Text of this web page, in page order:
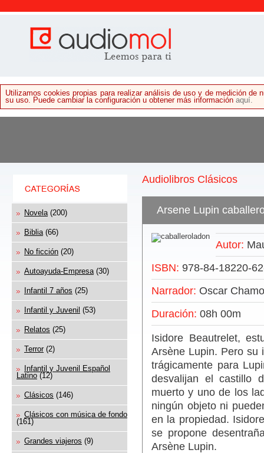
Utilizamos cookies propias para realizar análisis de uso y de medición de
su uso. Puede cambiar la configuración u obtener más información aquí.
Novela (200)
Biblia (66)
No ficción (20)
Autoayuda-Empresa (30)
Infantil 7 años (25)
Infantil y Juvenil (53)
Relatos (25)
Terror (2)
Infantil y Juvenil Español
Latino(12)
Clásicos (146)
Clásicos con música de fondo
(161)
Grandes viajeros (9)
Audiolibros Clásicos
Arsene Lupin
Autor:
ISBN: 978-84-18220-
Narrador: Oscar
Duración: 08h 00m
Isidore Beautrelet,
Arsène Lupin. Pero su
trágicamente para
desvalijan el castillo
muerto y uno de los
ningún objeto ni
en la propiedad.
se propone
Arsène Lupin.